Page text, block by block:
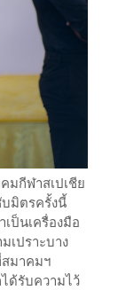
มกีฬาสเปเชีย
มิตรครั้งนี้
ป็นเครื่องมือ
เปราะบาง
มาคมฯ
ด้รับความไว้